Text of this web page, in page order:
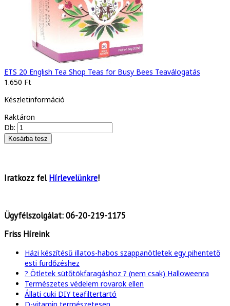
ETS 20 English Tea Shop Teas for Busy Bees Teaválogatás
1.650 Ft
Készletinformáció
Raktáron
Db:
Iratkozz felHírlevelünkre!
Ügyfélszolgálat:06-20-219-1175
Friss Híreink
Házi készítésű illatos-habos szappanötletek egy pihentető
esti fürdőzéshez
? Ötletek sütőtökfaragáshoz ? (nem csak) Halloweenra
Természetes védelem rovarok ellen
Állati cuki DIY teafiltertartó
D-vitamin természetesen